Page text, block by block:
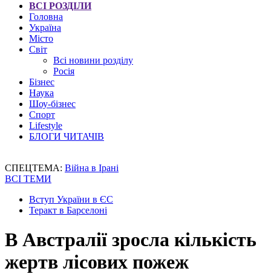
ВСІ РОЗДІЛИ
Головна
Україна
Місто
Світ
Всі новини розділу
Росія
Бізнес
Наука
Шоу-бізнес
Спорт
Lifestyle
БЛОГИ ЧИТАЧІВ
СПЕЦТЕМА: Війна в Ірані
ВСІ ТЕМИ
Вступ України в ЄС
Теракт в Барселоні
В Австралії зросла кількість
жертв лісових пожеж